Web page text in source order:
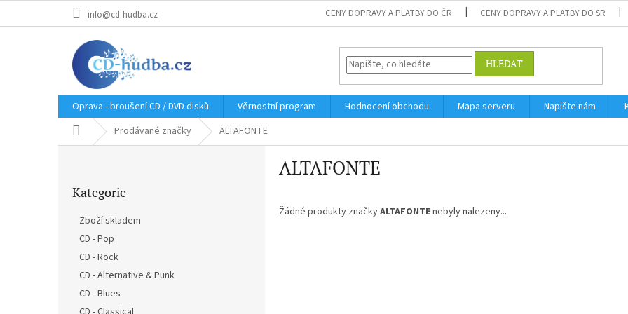
info@cd-hudba.cz CENY DOPRAVY A PLATBY DO ČR CENY DOPRAVY A PLATBY DO SR
HLEDAT
Oprava - broušení CD / DVD disků Věrnostní program Hodnocení obchodu Mapa serveru Napište nám
Domů Prodávané značky ALTAFONTE
kategorie
Kategorie
Zboží skladem
CD - Pop
CD - Rock
CD - Alternative & Punk
CD - Blues
ALTAFONTE
Žádné produkty značkyALTAFONTEnebyly nalezeny...